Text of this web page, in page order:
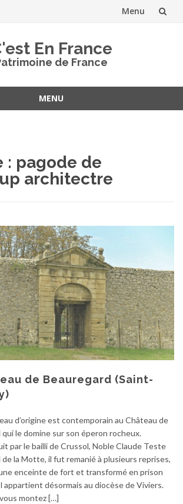
Menu
En France
de France
MENU
: pagode de
architectre
de Beauregard (Saint-
d’origine est contemporain au Château de
qui le domine sur son éperon rocheux.
par le bailli de Crussol, Noble Claude Teste
de la Motte, il fut remanié à plusieurs reprises,
enceinte de fort et transformé en prison
appartient désormais au diocèse de Viviers.
montez […]